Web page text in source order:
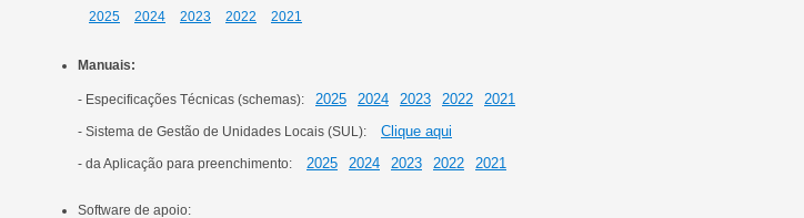
2025 2024 2023 2022 2021
Manuais:
- Especificações Técnicas (schemas): 2025 2024 2023 2022 2021
- Sistema de Gestão de Unidades Locais (SUL): Clique aqui
- da Aplicação para preenchimento: 2025 2024 2023 2022 2021
Software de apoio: